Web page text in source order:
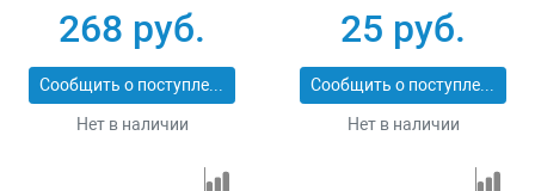
36200-76-1.0-H5_z03
268 руб.
Сообщить о поступлении
Нет в наличии
743307
25 руб.
Сообщить о поступлении
Нет в наличии